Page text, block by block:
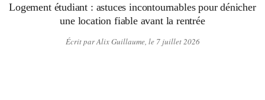
Logement étudiant : astuces incontournables pour dénicher
une location fiable avant la rentrée
Écrit par Alix Guillaume, le 7 juillet 2026